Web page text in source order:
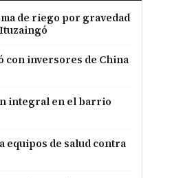
de riego por gravedad
con inversores de China
integral en el barrio
equipos de salud contra